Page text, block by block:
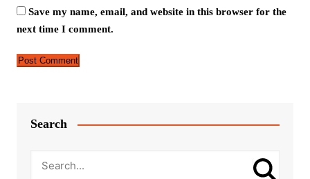
Save my name, email, and website in this browser for the
next time I comment.
Search